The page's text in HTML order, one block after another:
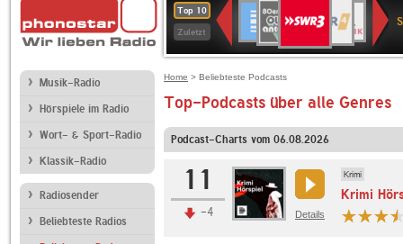
Top 10
Zuletzt
Deutschlandfunk
80er
90er
OLDIE
ANTENNE
4
KLASSIK
SWR
Kultur
NDR
2
Musik-Radio
Hörspiele im Radio
Wort- & Sport-Radio
Klassik-Radio
Radiosender
Beliebteste Radios
Home > Beliebteste Podcasts
Top-Podcasts über alle Genres
Podcast-Charts vom 06.08.2026
11
-4 Details
Krimi
Krimi